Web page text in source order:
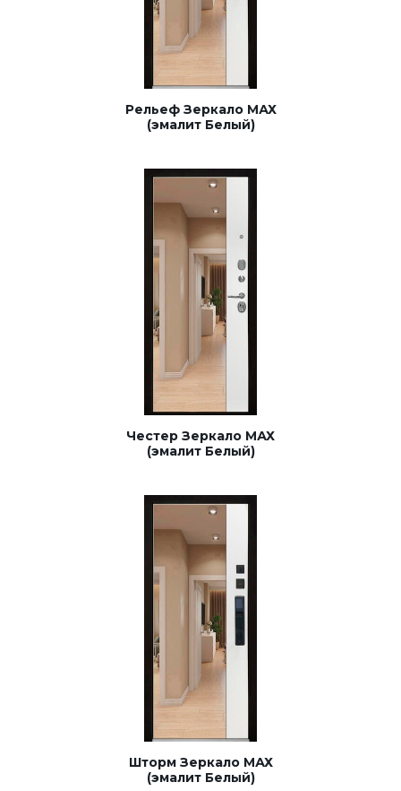
Рельеф Зеркало МАХ
(эмалит Белый)
Честер Зеркало МАХ
(эмалит Белый)
Шторм Зеркало МАХ
(эмалит Белый)